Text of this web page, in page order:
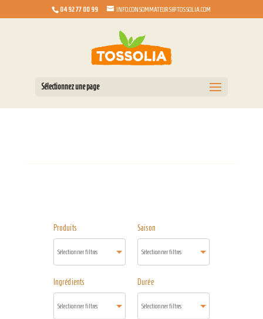
04 92 77 00 99 INFO.CONSOMMATEURS@TOSSOLIA.COM
Sélectionnez une page
Produits Saison
Ingrédients Durée